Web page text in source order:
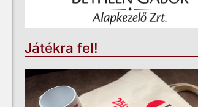
Játékra fel!